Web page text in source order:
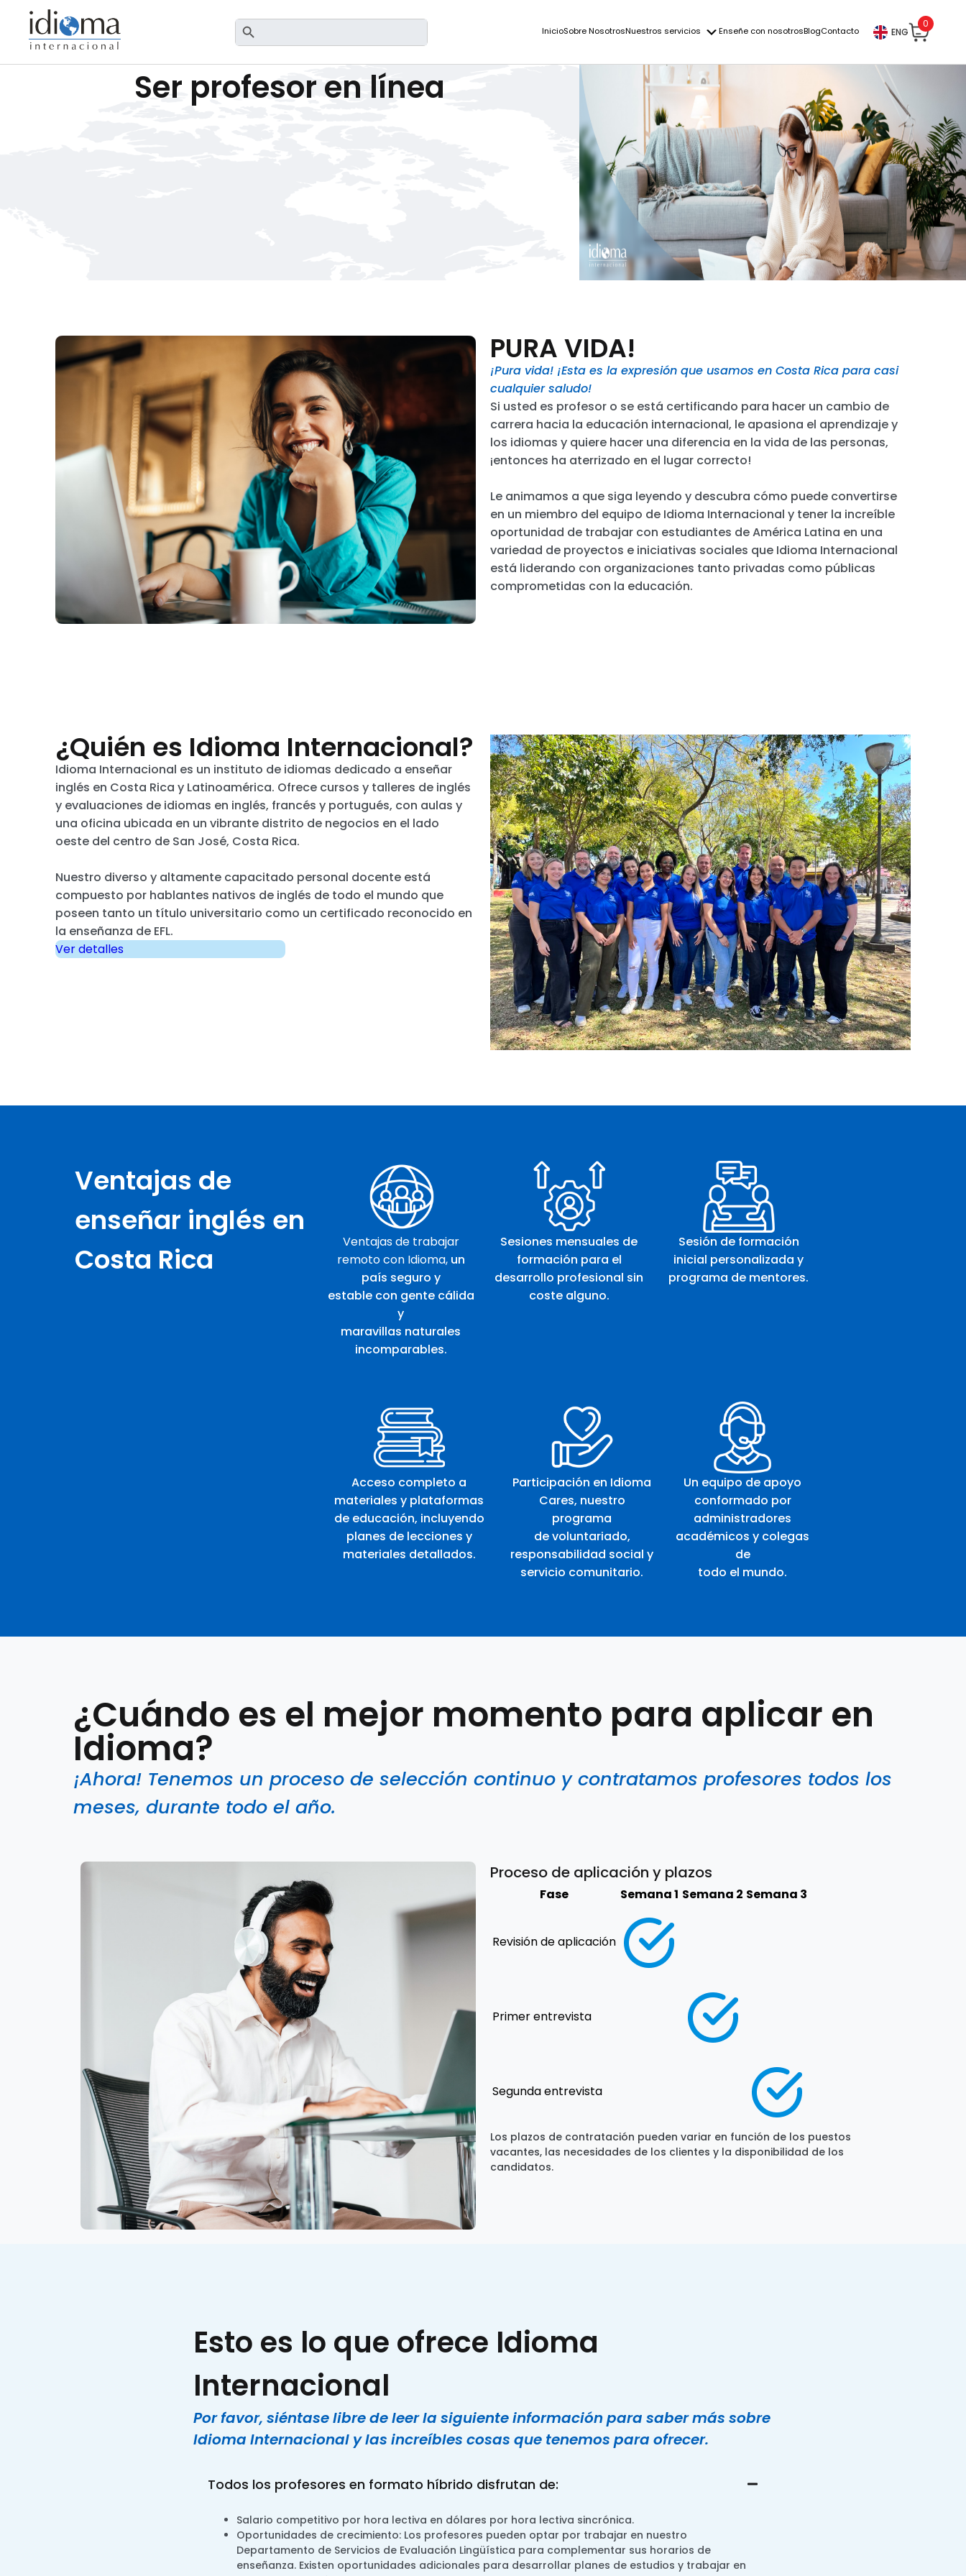
Buscar:
Botón de búsqueda
InicioSobre NosotrosNuestros servicios Enseñe con nosotrosBlogContacto ENG
0
Ser profesor en línea
PURA VIDA!
¡Pura vida! ¡Esta es la expresión que usamos en Costa Rica para casi
cualquier saludo!
Si usted es profesor o se está certificando para hacer un cambio de
carrera hacia la educación internacional, le apasiona el aprendizaje y
los idiomas y quiere hacer una diferencia en la vida de las personas,
¡entonces ha aterrizado en el lugar correcto!
Le animamos a que siga leyendo y descubra cómo puede convertirse
en un miembro del equipo de Idioma Internacional y tener la increíble
oportunidad de trabajar con estudiantes de América Latina en una
variedad de proyectos e iniciativas sociales que Idioma Internacional
está liderando con organizaciones tanto privadas como públicas
comprometidas con la educación.
¿Quién es Idioma Internacional?
Idioma Internacional es un instituto de idiomas dedicado a enseñar
inglés en Costa Rica y Latinoamérica. Ofrece cursos y talleres de inglés
y evaluaciones de idiomas en inglés, francés y portugués, con aulas y
una oficina ubicada en un vibrante distrito de negocios en el lado
oeste del centro de San José, Costa Rica.
Nuestro diverso y altamente capacitado personal docente está
compuesto por hablantes nativos de inglés de todo el mundo que
poseen tanto un título universitario como un certificado reconocido en
la enseñanza de EFL.
Ver detalles
Ventajas de
enseñar inglés en
Costa Rica
Ventajas de trabajar
remoto con Idioma, un
país seguro y
estable con gente cálida
y
maravillas naturales
incomparables.
Sesiones mensuales de
formación para el
desarrollo profesional sin
coste alguno.
Sesión de formación
inicial personalizada y
programa de mentores.
Acceso completo a
materiales y plataformas
de educación, incluyendo
planes de lecciones y
materiales detallados.
Participación en Idioma
Cares, nuestro
programa
de voluntariado,
responsabilidad social y
servicio comunitario.
Un equipo de apoyo
conformado por
administradores
académicos y colegas
de
todo el mundo.
¿Cuándo es el mejor momento para aplicar en
Idioma?
¡Ahora! Tenemos un proceso de selección continuo y contratamos profesores todos los
meses, durante todo el año.
Proceso de aplicación y plazos
Fase Semana 1 Semana 2 Semana 3
Revisión de aplicación
Primer entrevista
Segunda entrevista
Los plazos de contratación pueden variar en función de los puestos
vacantes, las necesidades de los clientes y la disponibilidad de los
candidatos.
Esto es lo que ofrece Idioma
Internacional
Por favor, siéntase libre de leer la siguiente información para saber más sobre
Idioma Internacional y las increíbles cosas que tenemos para ofrecer.
Todos los profesores en formato híbrido disfrutan de:
Salario competitivo por hora lectiva en dólares por hora lectiva sincrónica.
Oportunidades de crecimiento: Los profesores pueden optar por trabajar en nuestro
Departamento de Servicios de Evaluación Lingüística para complementar sus horarios de
enseñanza. Existen oportunidades adicionales para desarrollar planes de estudios y trabajar en